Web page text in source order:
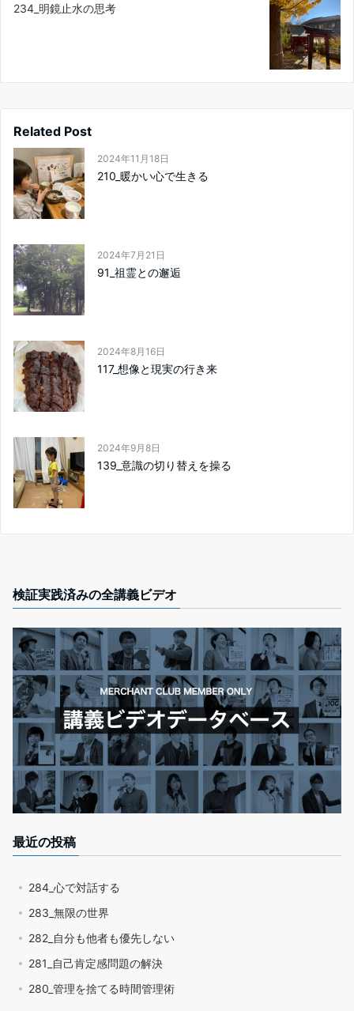
234_明鏡止水の思考
Related Post
2024年11月18日
210_暖かい心で生きる
2024年7月21日
91_祖霊との邂逅
2024年8月16日
117_想像と現実の行き来
2024年9月8日
139_意識の切り替えを操る
検証実践済みの全講義ビデオ
最近の投稿
284_心で対話する
283_無限の世界
282_自分も他者も優先しない
281_自己肯定感問題の解決
280_管理を捨てる時間管理術